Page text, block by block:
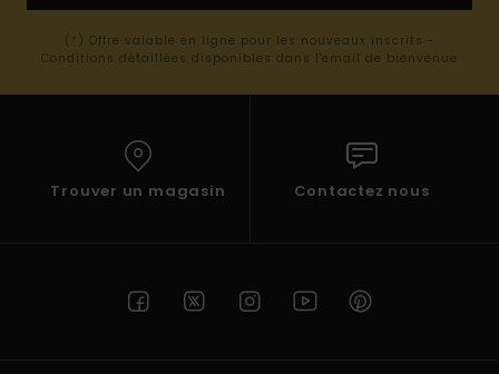
(*) Offre valable en ligne pour les nouveaux inscrits -
Conditions détaillées disponibles dans l'email de bienvenue
Trouver un magasin Contactez nous